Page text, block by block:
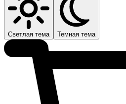
Светлая тема Темная тема